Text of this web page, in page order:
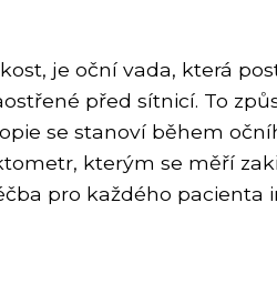
je oční vada, která
před sítnicí. To
se stanoví během
kterým se měří
pro každého pacienta